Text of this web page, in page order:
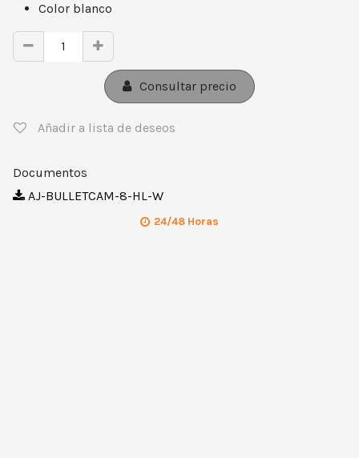
Color blanco
Consultar precio
Añadir a lista de deseos
Documentos
AJ-BULLETCAM-8-HL-W
24/48 Horas